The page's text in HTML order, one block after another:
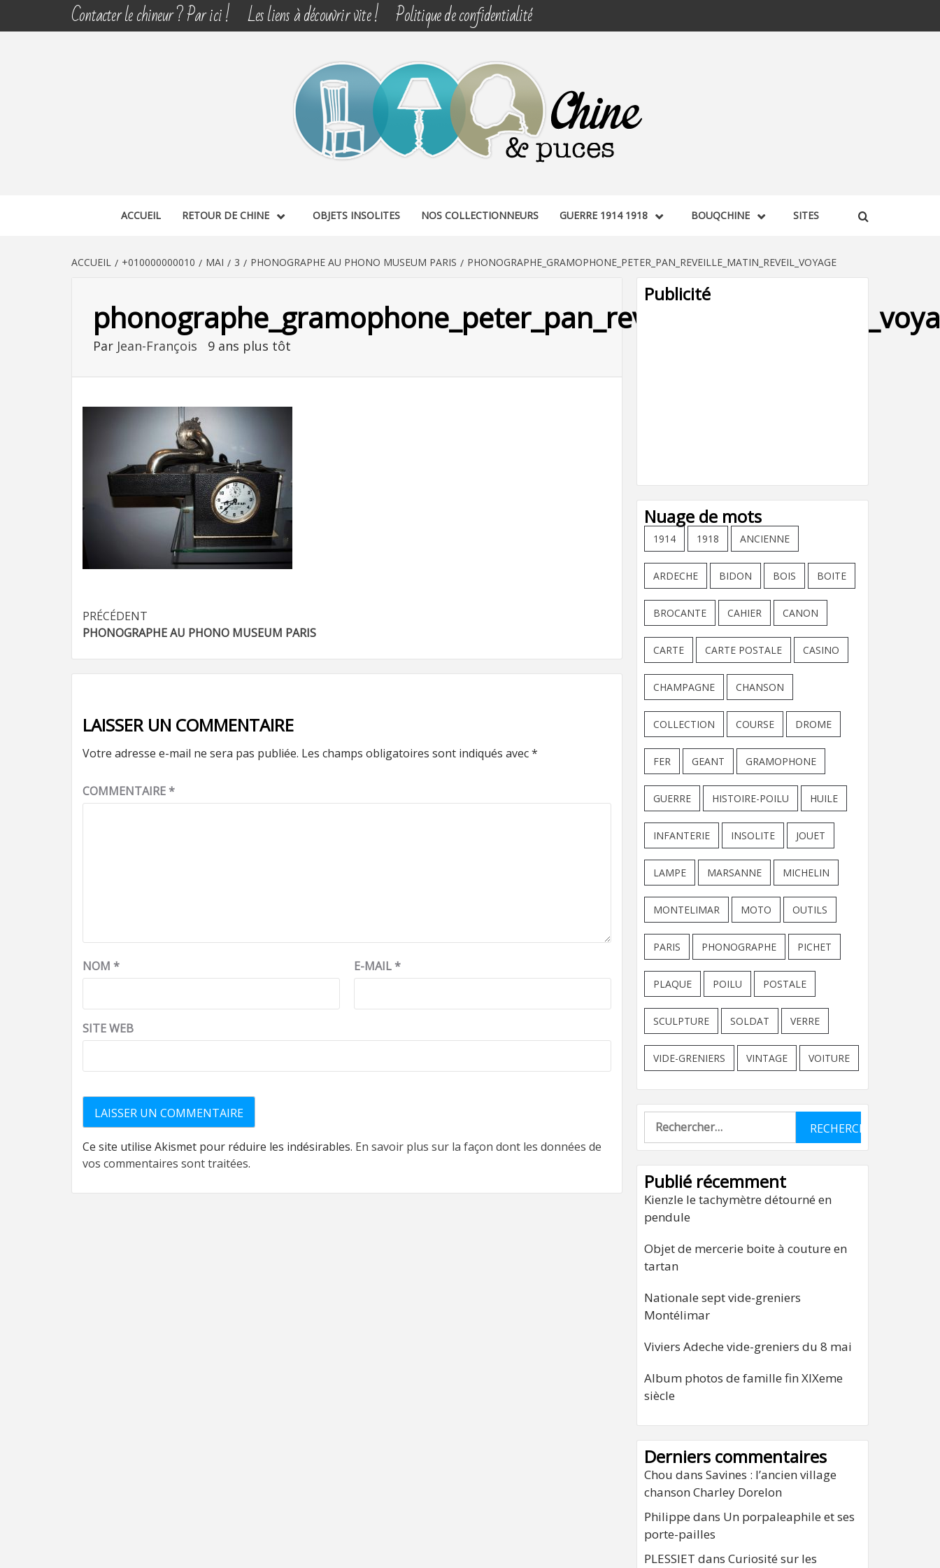
Contacter le chineur ? Par ici ! Les liens à découvrir vite ! Politique de confidentialité
CHINE & PUCES
ACCUEIL RETOUR DE CHINE OBJETS INSOLITES NOS COLLECTIONNEURS GUERRE 1914 1918 BOUQCHINE SITES
ACCUEIL +010000000010 MAI 3 PHONOGRAPHE AU PHONO MUSEUM PARIS PHONOGRAPHE_GRAMOPHONE_PETER_PAN_REVEILLE_MATIN_REVEIL_VOYAGE
Par Jean-François 9 ans plus tôt
Navigation
d’article
PRÉCÉDENT
PHONOGRAPHE AU PHONO MUSEUM PARIS
LAISSER UN COMMENTAIRE
Votre adresse e-mail ne sera pas publiée. Les champs obligatoires sont indiqués avec*
COMMENTAIRE*
NOM * E-MAIL*
SITE WEB
Ce site utilise Akismet pour réduire les indésirables. En savoir plus sur la façon dont les données de
vos commentaires sont traitées.
Publicité
Nuage de mots
1914 1918 ANCIENNE
ARDECHE BIDON BOIS BOITE
BROCANTE CAHIER CANON
CARTE CARTE POSTALE CASINO
CHAMPAGNE CHANSON
COLLECTION COURSE DROME
FER GEANT GRAMOPHONE
GUERRE HISTOIRE-POILU HUILE
INFANTERIE INSOLITE JOUET
LAMPE MARSANNE MICHELIN
MONTELIMAR MOTO OUTILS
PARIS PHONOGRAPHE PICHET
PLAQUE POILU POSTALE
SCULPTURE SOLDAT VERRE
VIDE-GRENIERS VINTAGE VOITURE
Rechercher :
Publié récemment
Kienzle le tachymètre détourné en
pendule
Objet de mercerie boite à couture en
tartan
Nationale sept vide-greniers
Montélimar
Viviers Adeche vide-greniers du 8 mai
Album photos de famille fin XIXeme
siècle
Derniers commentaires
Chou dans Savines : l’ancien village
chanson Charley Dorelon
Philippe dans Un porpaleaphile et ses
porte-pailles
PLESSIET dans Curiosité sur les